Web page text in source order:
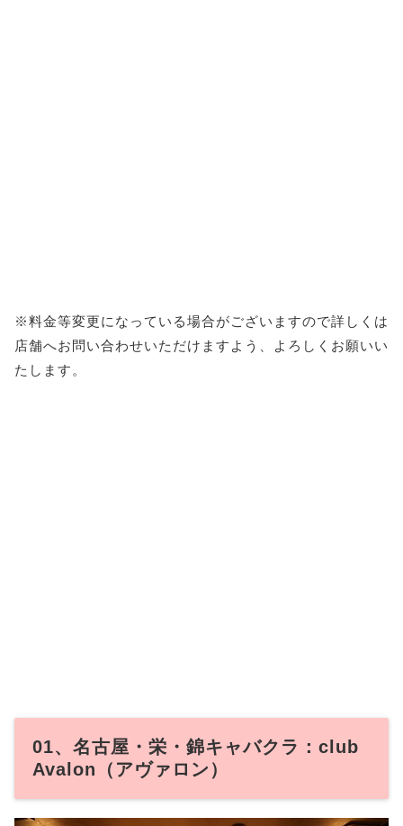
※料金等変更になっている場合がございますので詳しくは
店舗へお問い合わせいただけますよう、よろしくお願いい
たします。
01、名古屋・栄・錦キャバクラ：club
Avalon（アヴァロン）